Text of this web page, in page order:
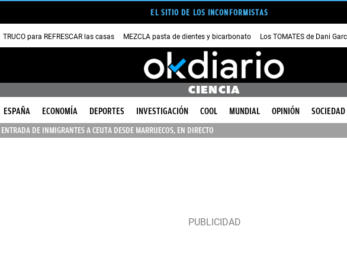
EL SITIO DE LOS INCONFORMISTAS
TRUCO para REFRESCAR las casas MEZCLA pasta de dientes y bicarbonato Los TOMATES de Dani
CIENCIA
ESPAÑA ECONOMÍA DEPORTES INVESTIGACIÓN COOL MUNDIAL OPINIÓN SOCIEDAD
ENTRADA DE INMIGRANTES A CEUTA DESDE MARRUECOS, EN DIRECTO